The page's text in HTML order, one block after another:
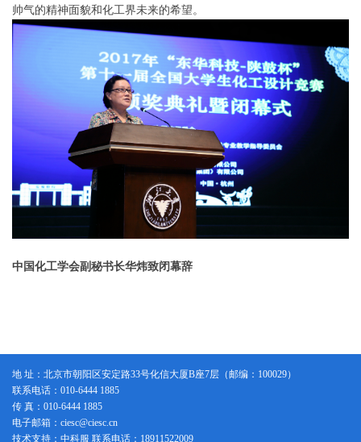
帅气的精神面貌和化工界未来的希望。
中国化工学会副秘书长华炜致闭幕辞
地 址：北京市朝阳区安定路33号化信大厦B座7层（邮编：100029）
联系电话：010-6444 1885
传 真：010-6444 1885
电子邮箱：ciesc@ciesc.cn
技术支持：中科服 联系电话：18911522009